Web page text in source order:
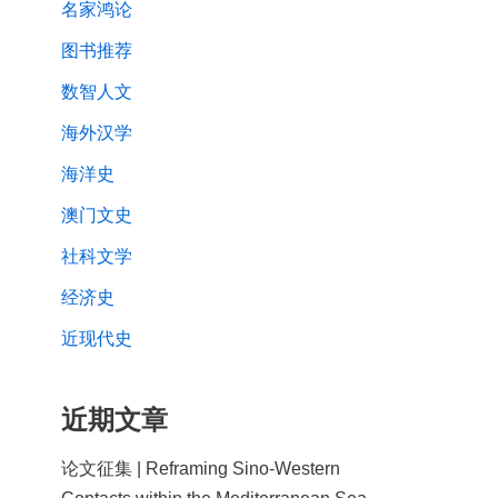
名家鸿论
图书推荐
数智人文
海外汉学
海洋史
澳门文史
社科文学
经济史
近现代史
近期文章
论文征集 | Reframing Sino-Western